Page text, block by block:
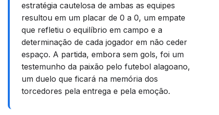
estratégia cautelosa de ambas as equipes
resultou em um placar de 0 a 0, um empate
que refletiu o equilíbrio em campo e a
determinação de cada jogador em não ceder
espaço. A partida, embora sem gols, foi um
testemunho da paixão pelo futebol alagoano,
um duelo que ficará na memória dos
torcedores pela entrega e pela emoção.